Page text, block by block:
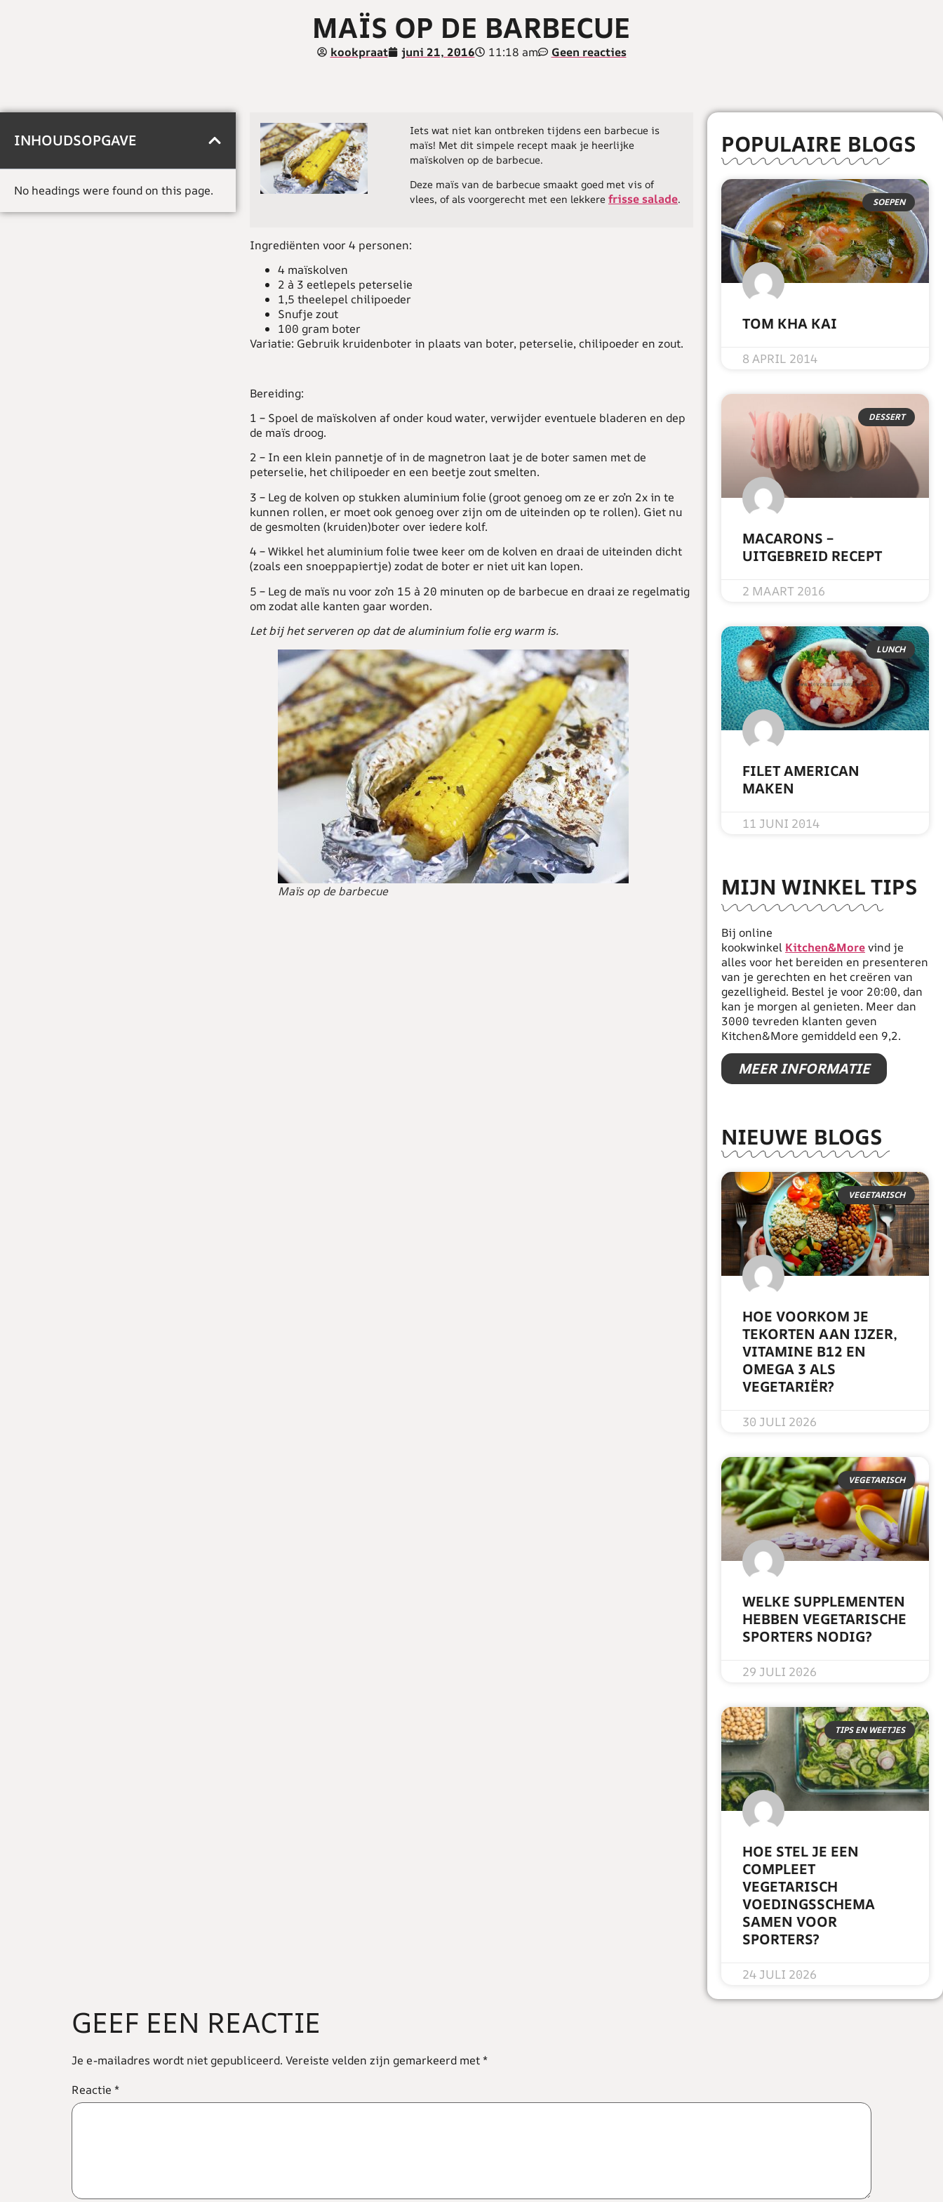
MAÏS OP DE BARBECUE
kookpraat juni 21, 2016 11:18 am Geen reacties
INHOUDSOPGAVE
No headings were found on this page.
Iets wat niet kan ontbreken tijdens een barbecue is
maïs! Met dit simpele recept maak je heerlijke
maïskolven op de barbecue.
Deze maïs van de barbecue smaakt goed met vis of
vlees, of als voorgerecht met een lekkere frisse salade.
Ingrediënten voor 4 personen:
4 maïskolven
2 à 3 eetlepels peterselie
1,5 theelepel chilipoeder
Snufje zout
100 gram boter
Variatie: Gebruik kruidenboter in plaats van boter, peterselie, chilipoeder en zout.
Bereiding:
1 – Spoel de maïskolven af onder koud water, verwijder eventuele bladeren en dep
de maïs droog.
2 – In een klein pannetje of in de magnetron laat je de boter samen met de
peterselie, het chilipoeder en een beetje zout smelten.
3 – Leg de kolven op stukken aluminium folie (groot genoeg om ze er zo’n 2x in te
kunnen rollen, er moet ook genoeg over zijn om de uiteinden op te rollen). Giet nu
de gesmolten (kruiden)boter over iedere kolf.
4 –Wikkel het aluminium folie twee keer om de kolven en draai de uiteinden dicht
(zoals een snoeppapiertje) zodat de boter er niet uit kan lopen.
5 – Leg de maïs nu voor zo’n 15 à 20 minuten op de barbecue en draai ze regelmatig
om zodat alle kanten gaar worden.
Let bij het serveren op dat de aluminium folie erg warm is.
Maïs op de barbecue
POPULAIRE BLOGS
SOEPEN
TOM KHA KAI
8 APRIL 2014
DESSERT
MACARONS –
UITGEBREID RECEPT
2 MAART 2016
LUNCH
FILET AMERICAN
MAKEN
11 JUNI 2014
MIJN WINKEL TIPS
Bij online
kookwinkel Kitchen&Morevind je
alles voor het bereiden en presenteren
van je gerechten en het creëren van
gezelligheid. Bestel je voor 20:00, dan
kan je morgen al genieten. Meer dan
3000 tevreden klanten geven
Kitchen&More gemiddeld een 9,2.
MEER INFORMATIE
NIEUWE BLOGS
VEGETARISCH
HOE VOORKOM JE
TEKORTEN AAN IJZER,
VITAMINE B12 EN
OMEGA 3 ALS
VEGETARIËR?
30 JULI 2026
VEGETARISCH
WELKE SUPPLEMENTEN
HEBBEN VEGETARISCHE
SPORTERS NODIG?
29 JULI 2026
TIPS EN WEETJES
HOE STEL JE EEN
COMPLEET
VEGETARISCH
VOEDINGSSCHEMA
SAMEN VOOR
SPORTERS?
24 JULI 2026
GEEF EEN REACTIE
Je e-mailadres wordt niet gepubliceerd. Vereiste velden zijn gemarkeerd met*
Reactie *